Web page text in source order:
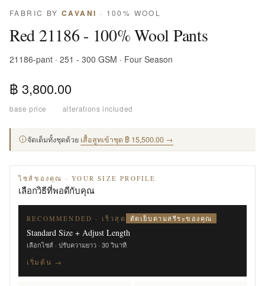
FABRIC BY CAVANI · 100% WOOL
Red 21186 - 100% Wool Pants
21186-pant · 251 - 300 GSM · Four Season
฿ 3,800.00
base price · alterations included
จัดเต็มทั้งชุดด้วย เสื้อสูทเข้าชุด ฿ 15,500.00 →
ไซส์ของคุณ · YOUR SIZE PROFILE
เลือกวิธีที่พอดีกับคุณ
RECOMMENDED · เร็วสุด ตัดเย็บตามสรีระของคุณ
Standard Size + Adjust Length
เลือกไซส์ · ปรับความยาว · 30 วินาที
เริ่มต้น →